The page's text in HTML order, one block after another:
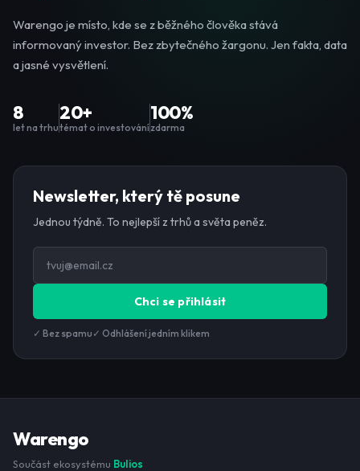
Warengo je místo, kde se z běžného člověka stává
informovaný investor. Bez zbytečného žargonu. Jen fakta, data
a jasné vysvětlení.
8
let na trhu
20+
témat o investování
100%
zdarma
Newsletter, který tě posune
Jednou týdně. To nejlepší z trhů a světa peněz.
Chci se přihlásit
✓ Bez spamu ✓ Odhlášení jedním klikem
Warengo
Součást ekosystému Bulios